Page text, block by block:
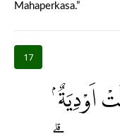
Mahaperkasa.”
17
اَوْدِيَةٌ